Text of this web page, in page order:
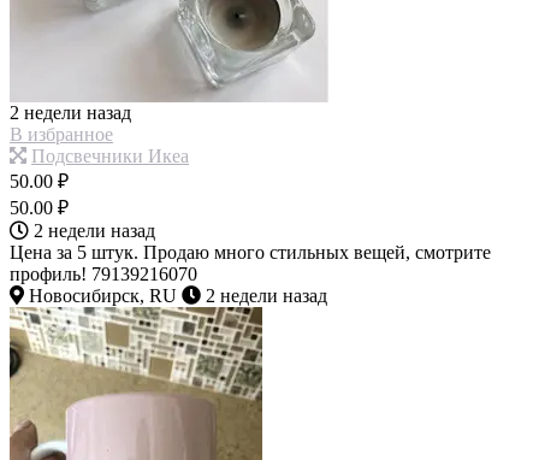
2 недели назад
В избранное
Подсвечники Икеа
50.00 ₽
50.00 ₽
2 недели назад
Цена за 5 штук. Продаю много стильных вещей, смотрите
профиль! 79139216070
Новосибирск, RU
2 недели назад